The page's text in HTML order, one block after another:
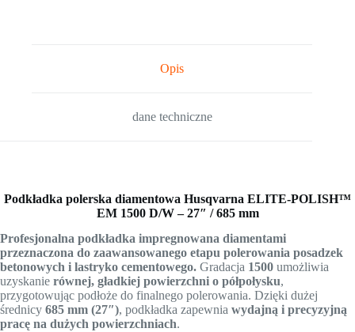
Opis
dane techniczne
Podkładka polerska diamentowa Husqvarna ELITE-POLISH™
EM 1500 D/W – 27″ / 685 mm
Profesjonalna podkładka impregnowana diamentami
przeznaczona do zaawansowanego etapu polerowania posadzek
betonowych i lastryko cementowego. Gradacja 1500 umożliwia
uzyskanie równej, gładkiej powierzchni o półpołysku,
przygotowując podłoże do finalnego polerowania. Dzięki dużej
średnicy 685 mm (27″), podkładka zapewnia wydajną i precyzyjną
pracę na dużych powierzchniach.